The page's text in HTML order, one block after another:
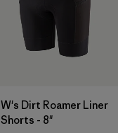
W's Dirt Roamer Liner
Shorts - 8"